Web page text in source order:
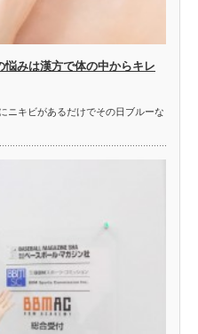
みは漢方で体の中からキレ
ニキビがあるだけでその日ブルーな